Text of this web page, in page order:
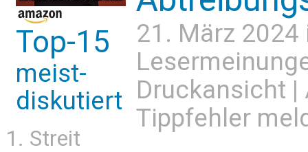
Top-15
meist-
diskutiert
Streit
21. März
Druckansicht |
Tippfehler